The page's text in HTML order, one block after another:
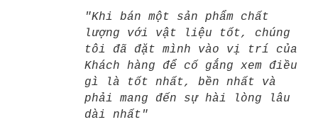
"Khi bán một sản phẩm chất
lượng với vật liệu tốt, chúng
tôi đã đặt mình vào vị trí của
Khách hàng để cố gắng xem điều
gì là tốt nhất, bền nhất và
phải mang đến sự hài lòng lâu
dài nhất"